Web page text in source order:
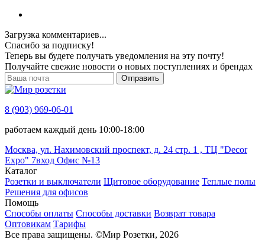
Загрузка комментариев...
Спасибо за подписку!
Теперь вы будете получать уведомления на эту почту!
Получайте свежие новости о новых поступлениях и брендах
Отправить
8 (903) 969-06-01
работаем каждый день 10:00-18:00
Москва, ул. Нахимовский проспект, д. 24 стр. 1 , ТЦ "Decor
Expo" 7вход Офис №13
Каталог
Розетки и выключатели Щитовое оборудование Теплые полы
Решения для офисов
Помощь
Способы оплаты Способы доставки Возврат товара
Оптовикам Тарифы
Все права защищены. ©Мир Розетки, 2026